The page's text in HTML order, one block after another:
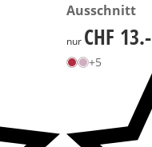
Ausschnitt
CHF 13.-
nur CHF 13.-
+5